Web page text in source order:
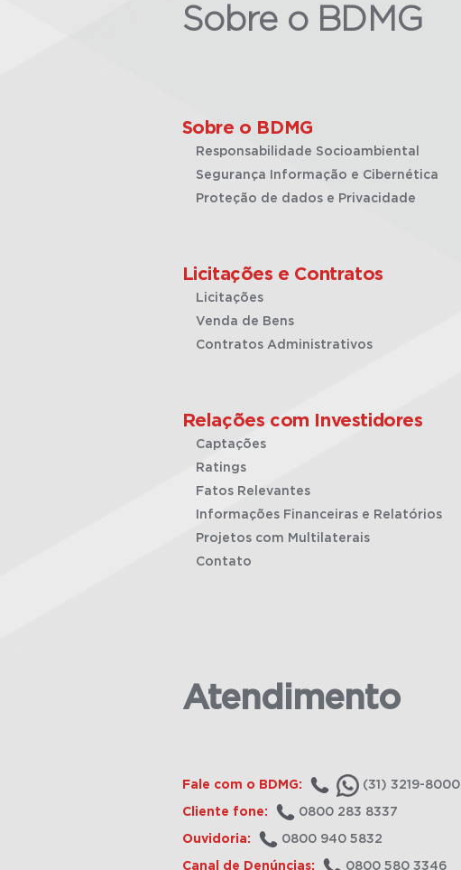
Sobre o BDMG
Sobre o BDMG
Responsabilidade Socioambiental
Segurança Informação e Cibernética
Proteção de dados e Privacidade
Licitações e Contratos
Licitações
Venda de Bens
Contratos Administrativos
Relações com Investidores
Captações
Ratings
Fatos Relevantes
Informações Financeiras e Relatórios
Projetos com Multilaterais
Contato
Atendimento
Fale com o BDMG: (31) 3219-8000
Cliente fone: 0800 283 8337
Ouvidoria: 0800 940 5832
Canal de Denúncias: 0800 580 3346